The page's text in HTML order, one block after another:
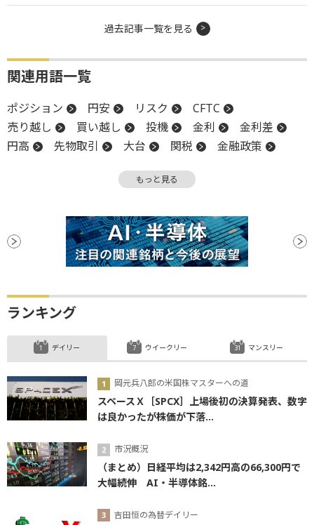
過去記事一覧を見る
関連用語一覧
ポジション 円安 リスク
CFTC
売り越し
買い越し 投機 金利
金利差
円高
先物取引 大台 関税
金融政策
もっと見る
ランキング
デイリー
岡元兵八郎の米国株マスターへの道
スペースＸ［SPCX］上場後初の決算発表、数字
は良かったが株価が下落...
市況概況
（まとめ）日経平均は2,342円高の66,300円で
大幅続伸 AI・半導体銘...
吉田恒の為替デイリー
ウイークリー マンスリー